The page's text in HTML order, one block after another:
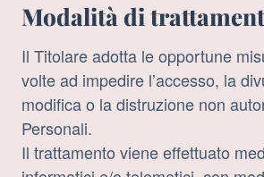
Modalità di
Il Titolare adotta le opportune
volte ad impedire l’accesso, la
modifica o la distruzione non
Personali.
Il trattamento viene effettuato